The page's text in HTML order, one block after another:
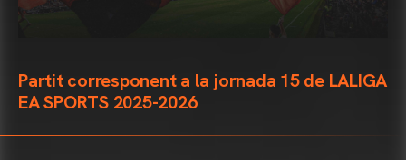
Partit corresponent a la jornada 15 de LALIGA
EA SPORTS 2025-2026